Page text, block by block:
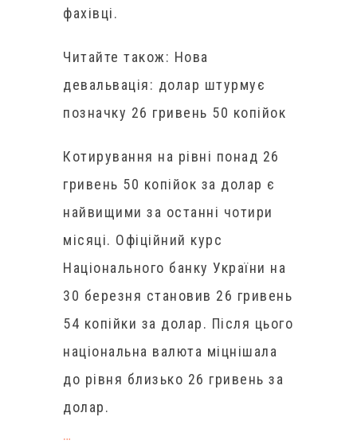
фахівці.
Читайте також: Нова
девальвація: долар штурмує
позначку 26 гривень 50 копійок
Котирування на рівні понад 26
гривень 50 копійок за долар є
найвищими за останні чотири
місяці. Офіційний курс
Національного банку України на
30 березня становив 26 гривень
54 копійки за долар. Після цього
національна валюта міцнішала
до рівня близько 26 гривень за
долар.
…